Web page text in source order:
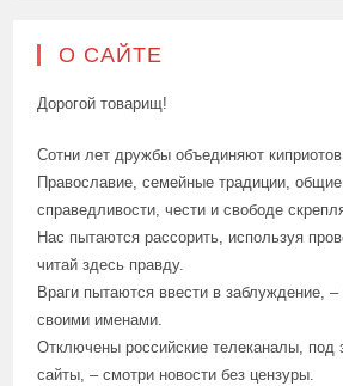
О САЙТЕ
Дорогой товарищ!
Сотни лет дружбы объединяют
Православие, семейные традиции,
справедливости, чести и свободе
Нас пытаются рассорить, используя
читай здесь правду.
Враги пытаются ввести в заблуждение,
своими именами.
Отключены российские телеканалы, под
сайты, – смотри новости без цензуры.